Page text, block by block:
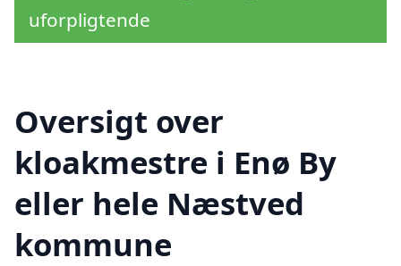
uforpligtende
Oversigt over
kloakmestre i Enø By
eller hele Næstved
kommune